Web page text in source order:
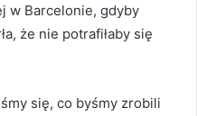
w Barcelonie, gdyby
że nie potrafiłaby się
się, co byśmy zrobili